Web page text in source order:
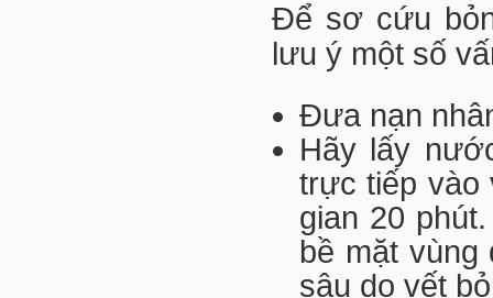
Để sơ cứu
lưu ý một số
Đưa nạn
Hãy lấy
trực tiếp vào
gian 20
bề mặt vùng
sâu do vết